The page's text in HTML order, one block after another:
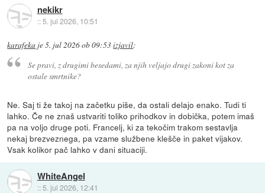
nekikr
::5. jul 2026, 10:51
karafeka je5. jul 2026 ob 09:53izjavil:
Se pravi, z drugimi besedami, za njih veljajo drugi zakoni kot za
ostale smrtnike?
Ne. Saj ti že takoj na začetku piše, da ostali delajo enako. Tudi ti
lahko. Če ne znaš ustvariti toliko prihodkov in dobička, potem imaš
pa na voljo druge poti. Francelj, ki za tekočim trakom sestavlja
nekaj brezveznega, pa vzame službene klešče in paket vijakov.
Vsak kolikor pač lahko v dani situaciji.
WhiteAngel
:: 5. jul 2026, 12:41